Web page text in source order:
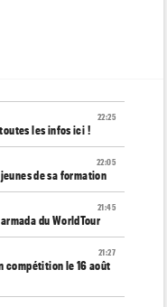
22:25
les infos ici !
22:05
de sa formation
21:45
du WorldTour
21:27
compétition le 16 août